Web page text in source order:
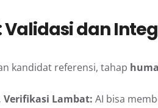
Validasi dan
kandidat referensi, tahap
Verifikasi Lambat: AI bisa